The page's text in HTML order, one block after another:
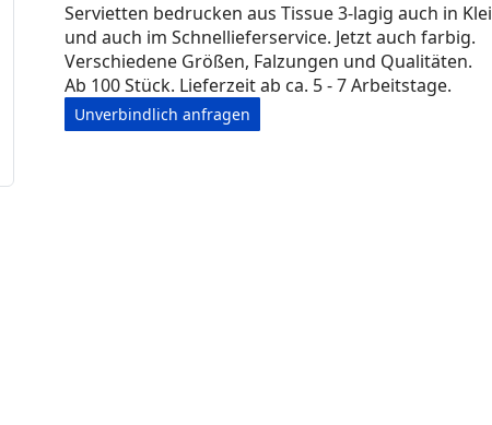
Servietten bedrucken aus Tissue 3-lagig auch in
und auch im Schnellieferservice. Jetzt auch farbig.
Verschiedene Größen, Falzungen und Qualitäten.
Ab 100 Stück. Lieferzeit ab ca. 5 - 7 Arbeitstage.
Unverbindlich anfragen